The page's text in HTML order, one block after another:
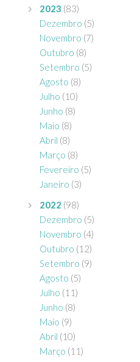
2023 (83)
Dezembro (5)
Novembro (7)
Outubro (8)
Setembro (5)
Agosto (8)
Julho (10)
Junho (8)
Maio (8)
Abril (8)
Março (8)
Fevereiro (5)
Janeiro (3)
2022 (98)
Dezembro (5)
Novembro (4)
Outubro (12)
Setembro (9)
Agosto (5)
Julho (11)
Junho (8)
Maio (9)
Abril (10)
Março (11)